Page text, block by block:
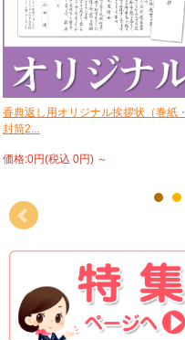
香典返し用オリジナル挨拶状（巻紙・
封筒2...
価格:0円(税込 0円) ～